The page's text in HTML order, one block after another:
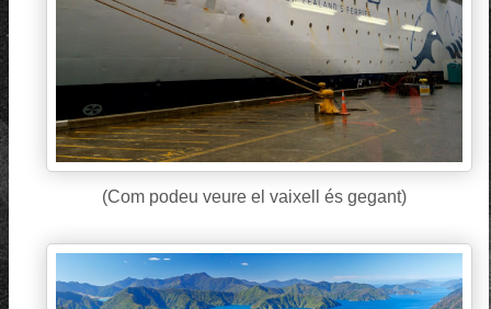
(Com podeu veure el vaixell és gegant)